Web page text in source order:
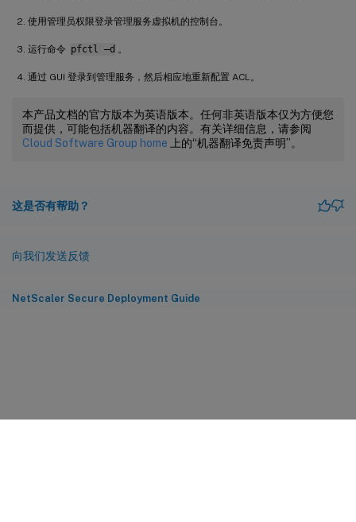
使用管理员权限登录管理服务虚拟机的控制台。
运行命令 pfctl –d 。
通过 GUI 登录到管理服务，然后相应地重新配置 ACL。
本产品文档的官方版本为英语版本。任何非英语版本仅为方便您
而提供，可能包括机器翻译的内容。有关详细信息，请参阅
Cloud Software Group home 上的“机器翻译免责声明”。
这是否有帮助？
向我们发送反馈
NetScaler Secure Deployment Guide